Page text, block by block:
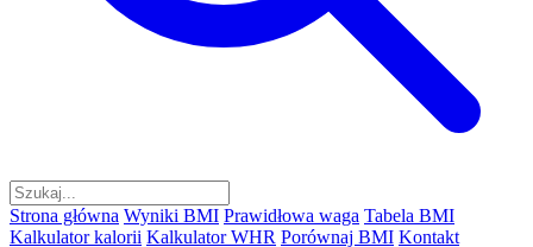
Strona główna Wyniki BMI Prawidłowa waga Tabela BMI
Kalkulator kalorii Kalkulator WHR Porównaj BMI Kontakt